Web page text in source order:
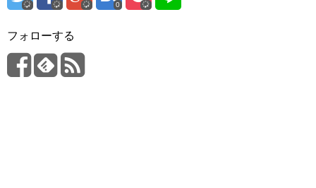
0
フォローする